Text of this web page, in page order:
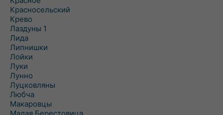
Красносельский
Крево
Лаздуны 1
Лида
Липнишки
Лойки
Луки
Лунно
Луцковляны
Любча
Макаровцы